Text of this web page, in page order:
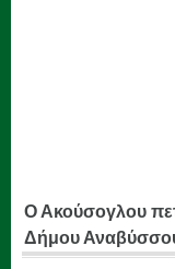
Ο Ακούσογλου
Δήμου